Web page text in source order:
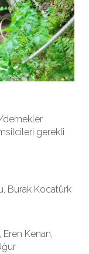
dernekler
gerekli
Burak Kocatürk
Kenan,